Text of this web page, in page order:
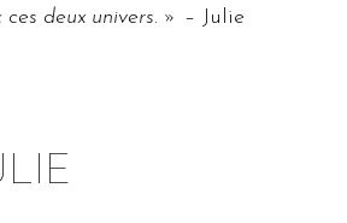
deux univers. » – Julie